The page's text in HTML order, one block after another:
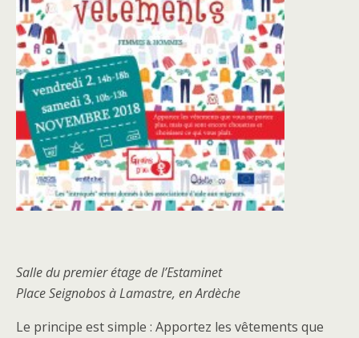
Salle du premier étage de l’Estaminet
Place Seignobos à Lamastre, en Ardèche
Le principe est simple : Apportez les vêtements que